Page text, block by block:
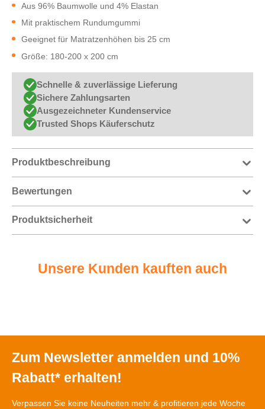
Aus 96% Baumwolle und 4% Elastan
Mit praktischem Rundumgummi
Geeignet für Matratzenhöhen bis 25 cm
Größe: 180-200 x 200 cm
Schnelle & zuverlässige Lieferung
Sichere Zahlungsarten
Ausgezeichneter Kundenservice
Trusted Shops Käuferschutz
Produktbeschreibung
Bewertungen
Produktsicherheit
Unsere Kunden kauften auch
Zum Newsletter anmelden und 10%
Rabatt* erhalten!
Verpassen Sie keine Neuheiten mehr & profitieren jede Woche